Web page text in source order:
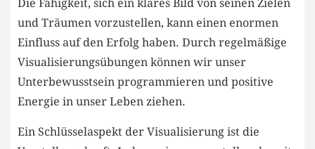
Die Fähigkeit, sich ein klares Bild⁣ von seinen Zielen‍
und Träumen vorzustellen, ⁤kann einen enormen
Einfluss auf den Erfolg haben. ​Durch regelmäßige
Visualisierungsübungen können wir unser
Unterbewusstsein programmieren und positive
Energie in unser ​Leben ziehen.
Ein ⁢Schlüsselaspekt der Visualisierung ist‍ die